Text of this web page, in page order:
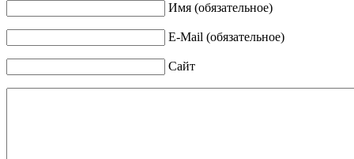
Имя (обязательное)
E-Mail (обязательное)
Сайт